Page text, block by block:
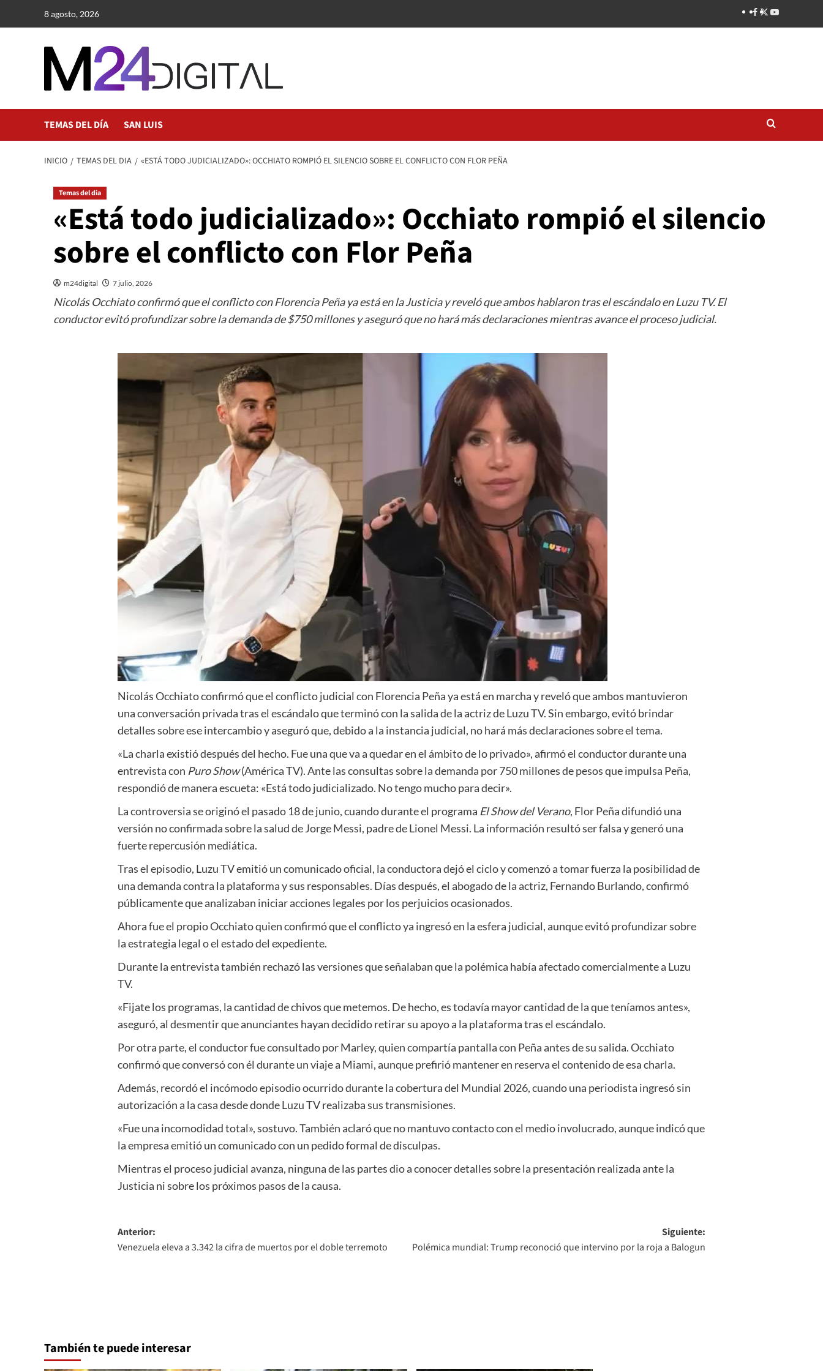
8 agosto, 2026
TEMAS DEL DÍA SAN LUIS
INICIO TEMAS DEL DIA «ESTÁ TODO JUDICIALIZADO»: OCCHIATO ROMPIÓ EL SILENCIO SOBRE EL CONFLICTO CON FLOR PEÑA
Temas del dia
«Está todo judicializado»: Occhiato rompió el silencio
sobre el conflicto con Flor Peña
m24digital 7 julio, 2026
Nicolás Occhiato confirmó que el conflicto con Florencia Peña ya está en la Justicia y reveló que ambos hablaron tras el escándalo en Luzu TV. El
conductor evitó profundizar sobre la demanda de $750 millones y aseguró que no hará más declaraciones mientras avance el proceso judicial.
Nicolás Occhiato confirmó que el conflicto judicial con Florencia Peña ya está en marcha y reveló que ambos mantuvieron
una conversación privada tras el escándalo que terminó con la salida de la actriz de Luzu TV. Sin embargo, evitó brindar
detalles sobre ese intercambio y aseguró que, debido a la instancia judicial, no hará más declaraciones sobre el tema.
«La charla existió después del hecho. Fue una que va a quedar en el ámbito de lo privado», afirmó el conductor durante una
entrevista con Puro Show(América TV). Ante las consultas sobre la demanda por 750 millones de pesos que impulsa Peña,
respondió de manera escueta: «Está todo judicializado. No tengo mucho para decir».
La controversia se originó el pasado 18 de junio, cuando durante el programa El Show del Verano, Flor Peña difundió una
versión no confirmada sobre la salud de Jorge Messi, padre de Lionel Messi. La información resultó ser falsa y generó una
fuerte repercusión mediática.
Tras el episodio, Luzu TV emitió un comunicado oficial, la conductora dejó el ciclo y comenzó a tomar fuerza la posibilidad de
una demanda contra la plataforma y sus responsables. Días después, el abogado de la actriz, Fernando Burlando, confirmó
públicamente que analizaban iniciar acciones legales por los perjuicios ocasionados.
Ahora fue el propio Occhiato quien confirmó que el conflicto ya ingresó en la esfera judicial, aunque evitó profundizar sobre
la estrategia legal o el estado del expediente.
Durante la entrevista también rechazó las versiones que señalaban que la polémica había afectado comercialmente a Luzu
TV.
«Fijate los programas, la cantidad de chivos que metemos. De hecho, es todavía mayor cantidad de la que teníamos antes»,
aseguró, al desmentir que anunciantes hayan decidido retirar su apoyo a la plataforma tras el escándalo.
Por otra parte, el conductor fue consultado por Marley, quien compartía pantalla con Peña antes de su salida. Occhiato
confirmó que conversó con él durante un viaje a Miami, aunque prefirió mantener en reserva el contenido de esa charla.
Además, recordó el incómodo episodio ocurrido durante la cobertura del Mundial 2026, cuando una periodista ingresó sin
autorización a la casa desde donde Luzu TV realizaba sus transmisiones.
«Fue una incomodidad total», sostuvo. También aclaró que no mantuvo contacto con el medio involucrado, aunque indicó que
la empresa emitió un comunicado con un pedido formal de disculpas.
Mientras el proceso judicial avanza, ninguna de las partes dio a conocer detalles sobre la presentación realizada ante la
Justicia ni sobre los próximos pasos de la causa.
Navegación
de
Anterior:
Venezuela eleva a 3.342 la cifra de muertos por el doble terremoto
Siguiente:
Polémica mundial: Trump reconoció que intervino por la roja a Balogun
También te puede interesar